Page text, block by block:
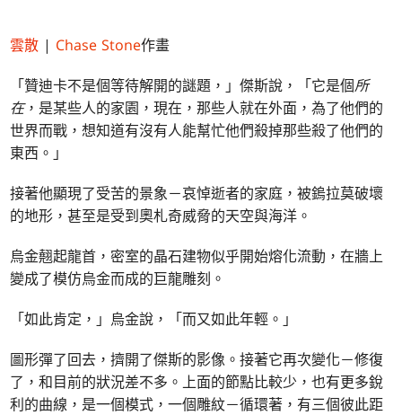
雲散 | Chase Stone作畫
「贊迪卡不是個等待解開的謎題，」傑斯說，「它是個所
在，是某些人的家園，現在，那些人就在外面，為了他們的
世界而戰，想知道有沒有人能幫忙他們殺掉那些殺了他們的
東西。」
接著他顯現了受苦的景象－哀悼逝者的家庭，被鎢拉莫破壞
的地形，甚至是受到奧札奇威脅的天空與海洋。
烏金翹起龍首，密室的晶石建物似乎開始熔化流動，在牆上
變成了模仿烏金而成的巨龍雕刻。
「如此肯定，」烏金說，「而又如此年輕。」
圖形彈了回去，擠開了傑斯的影像。接著它再次變化－修復
了，和目前的狀況差不多。上面的節點比較少，也有更多銳
利的曲線，是一個模式，一個雕紋－循環著，有三個彼此距